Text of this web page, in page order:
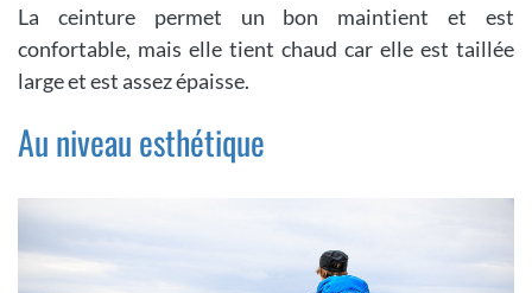
La ceinture permet un bon maintient et est
confortable, mais elle tient chaud car elle est taillée
large et est assez épaisse.
Au niveau esthétique